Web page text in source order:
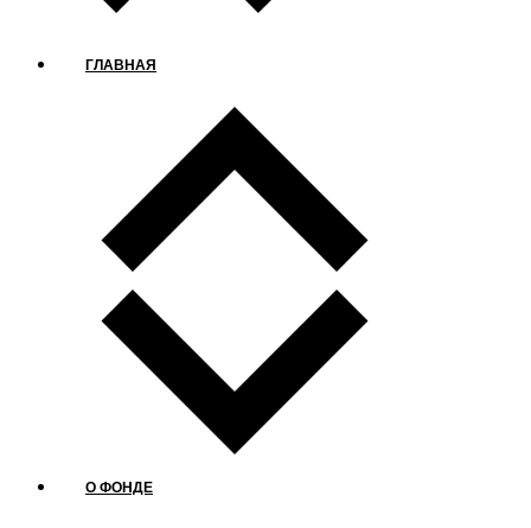
ГЛАВНАЯ
О ФОНДЕ